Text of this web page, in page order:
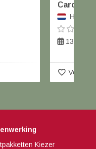
Carolus
13
favorite_border Voeg
Kiezer